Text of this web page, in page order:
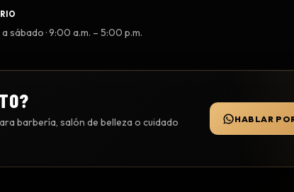
a sábado · 9:00 a.m. – 5:00 p.m.
barbería, salón de belleza o cuidado
HABLAR